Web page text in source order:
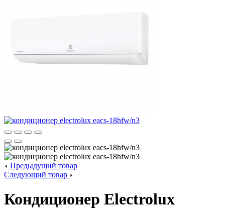
Предыдущий товар
Следующий товар
Кондиционер Electrolux